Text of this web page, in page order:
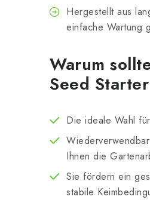
Hergestellt aus
einfache Wartung
Warum
Seed
Die ideale Wahl
Ihnen die
Sie fördern ein
stabile